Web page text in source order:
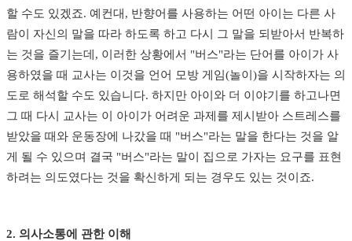
할 수도 있겠죠. 예컨대, 반향어를 사용하는 어떤 아이는 다른 사
람이 자신의 말을 따라 하도록 하고 다시 그 말을 되받아서 반복하
는 것을 즐기는데, 이러한 상황에서 "버스"라는 단어를 아이가 사
용하였을 때 교사는 이것을 언어 모방 게임(놀이)을 시작하자는 의
도로 해석할 수도 있습니다. 하지만 아이와 더 이야기를 하고나면
그 때 다시 교사는 이 아이가 어려운 과제를 제시받아 스트레스를
받았을 때와 운동장에 나갔을 때 "버스"라는 말을 한다는 것을 알
게 될 수 있으며 결국 "버스"라는 말이 집으로 가자는 요구를 표현
하려는 의도였다는 것을 확신하게 되는 경우도 있는 것이죠.
2. 의사소통에 관한 이해